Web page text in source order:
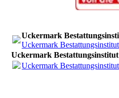
Uckermark
Uckermark
Uckermark
Uckermark